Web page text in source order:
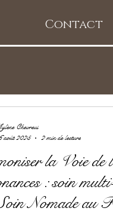
Contact
la Voie
: soin
Nomade au
Chevreul
août 2025
2 min de lecture